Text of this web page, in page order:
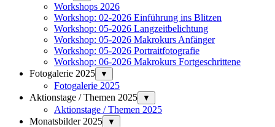
Workshops 2026
Workshop: 02-2026 Einführung ins Blitzen
Workshop: 05-2026 Langzeitbelichtung
Workshop: 05-2026 Makrokurs Anfänger
Workshop: 05-2026 Portraitfotografie
Workshop: 06-2026 Makrokurs Fortgeschrittene
Fotogalerie 2025
▼
Fotogalerie 2025
Aktionstage / Themen 2025
▼
Aktionstage / Themen 2025
Monatsbilder 2025
▼